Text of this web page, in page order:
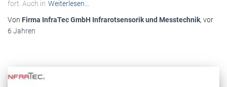
fort. Auch in Weiterlesen…
Von Firma InfraTec GmbH Infrarotsensorik und Messtechnik, vor
6 Jahren